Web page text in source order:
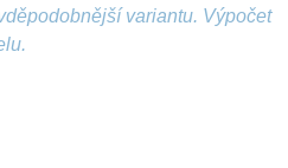
variantu. Výpočet